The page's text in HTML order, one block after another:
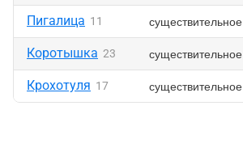
Пигалица 11 существительное
Коротышка 23 существительное
Крохотуля 17 существительное